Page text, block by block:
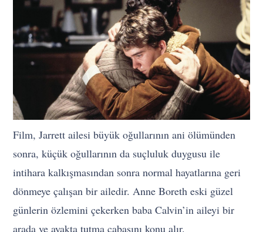
Film, Jarrett ailesi büyük oğullarının ani ölümünden
sonra, küçük oğullarının da suçluluk duygusu ile
intihara kalkışmasından sonra normal hayatlarına geri
dönmeye çalışan bir ailedir. Anne Boreth eski güzel
günlerin özlemini çekerken baba Calvin’in aileyi bir
arada ve ayakta tutma çabasını konu alır.